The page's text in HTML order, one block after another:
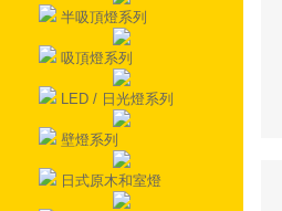
半吸頂燈系列
吸頂燈系列
LED / 日光燈系列
壁燈系列
日式原木和室燈